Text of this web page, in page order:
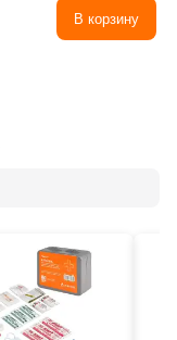
В корзину